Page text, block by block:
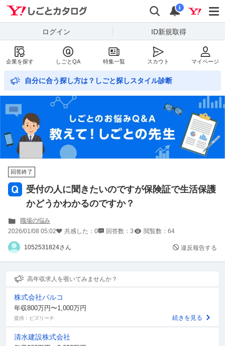
Yahoo!しごとカタログ
検索
通知
i
ログイン ID新規取得
企業を探す しごとQA 特集一覧 スカウト マイページ
自分に合う探し方は？しごと探しスタイル診断
回答終了
受付の人に聞きたいのですが保険証で生活保護
かどうかわかるのですか？
職場の悩み
2026/01/08 05:02
共感した： 0 回答数： 3 閲覧数： 64
1052531824さん 違反報告する
高年収求人を覗いてみませんか？
株式会社パルコ
年収800万円〜1,000万円
提供：ビズリーチ 続きを見る
清水建設株式会社